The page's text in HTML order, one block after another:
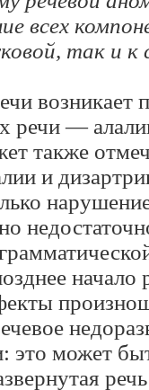
всех
так и
возникает
речи —
также
и
начало
это может